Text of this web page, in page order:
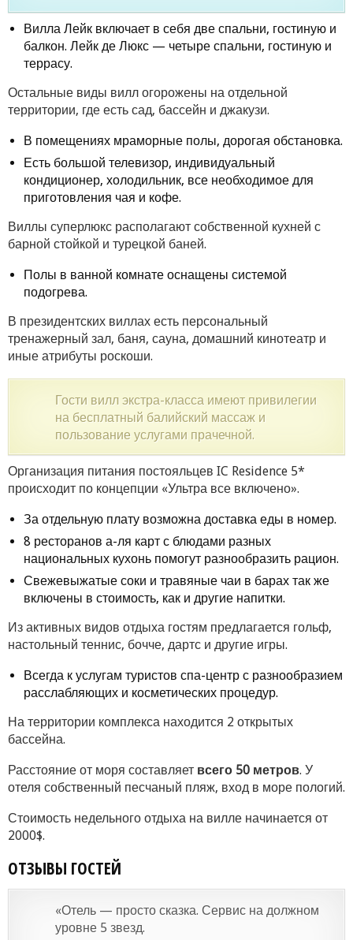
Вилла Лейк включает в себя две спальни, гостиную и
балкон. Лейк де Люкс — четыре спальни, гостиную и
террасу.
Остальные виды вилл огорожены на отдельной
территории, где есть сад, бассейн и джакузи.
В помещениях мраморные полы, дорогая обстановка.
Есть большой телевизор, индивидуальный
кондиционер, холодильник, все необходимое для
приготовления чая и кофе.
Виллы суперлюкс располагают собственной кухней с
барной стойкой и турецкой баней.
Полы в ванной комнате оснащены системой
подогрева.
В президентских виллах есть персональный
тренажерный зал, баня, сауна, домашний кинотеатр и
иные атрибуты роскоши.
Гости вилл экстра-класса имеют привилегии
на бесплатный балийский массаж и
пользование услугами прачечной.
Организация питания постояльцев IC Residence 5*
происходит по концепции «Ультра все включено».
За отдельную плату возможна доставка еды в номер.
8 ресторанов а-ля карт с блюдами разных
национальных кухонь помогут разнообразить рацион.
Свежевыжатые соки и травяные чаи в барах так же
включены в стоимость, как и другие напитки.
Из активных видов отдыха гостям предлагается гольф,
настольный теннис, бочче, дартс и другие игры.
Всегда к услугам туристов спа-центр с разнообразием
расслабляющих и косметических процедур.
На территории комплекса находится 2 открытых
бассейна.
Расстояние от моря составляет всего 50 метров. У
отеля собственный песчаный пляж, вход в море пологий.
Стоимость недельного отдыха на вилле начинается от
2000$.
ОТЗЫВЫ ГОСТЕЙ
«Отель — просто сказка. Сервис на должном
уровне 5 звезд.